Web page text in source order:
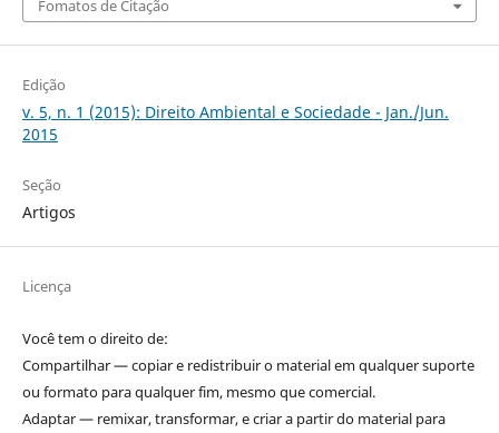
Fomatos de Citação
Edição
v. 5, n. 1 (2015): Direito Ambiental e Sociedade - Jan./Jun.
2015
Seção
Artigos
Licença
Você tem o direito de:
Compartilhar — copiar e redistribuir o material em qualquer suporte
ou formato para qualquer fim, mesmo que comercial.
Adaptar — remixar, transformar, e criar a partir do material para